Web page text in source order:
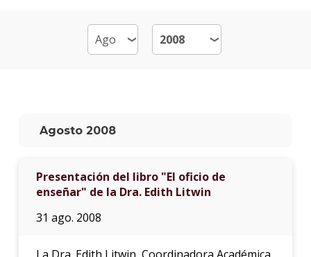
Agosto 2008
Presentación del libro "El oficio de
enseñar" de la Dra. Edith Litwin
31 ago. 2008